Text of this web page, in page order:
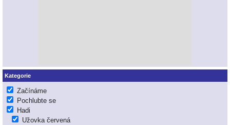
Kategorie
Začínáme
Pochlubte se
Hadi
Užovka červená